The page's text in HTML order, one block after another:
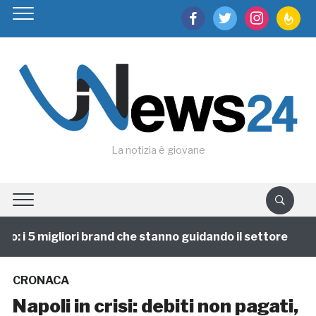
facebooktwitter instagram
La notizia è giovane
i 5 migliori brand che stanno guidando il settore
CRONACA
Napoli in crisi: debiti non pagati,